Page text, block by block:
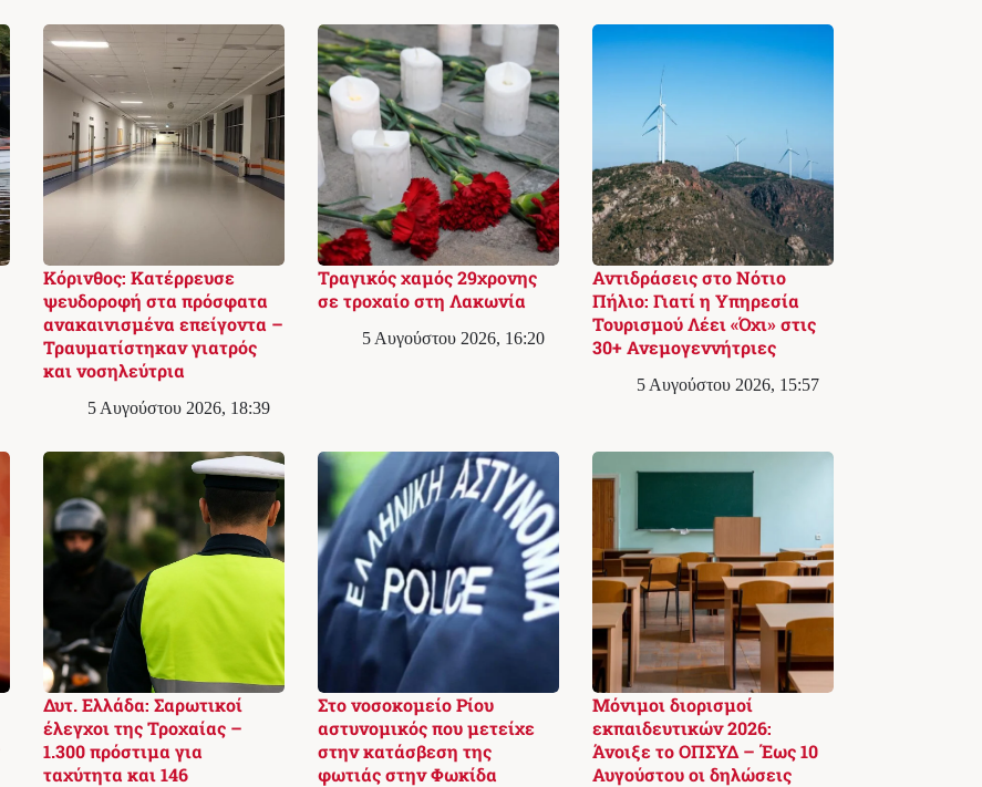
Κόρινθος: Κατέρρευσε
ψευδοροφή στα πρόσφατα
ανακαινισμένα επείγοντα –
Τραυματίστηκαν γιατρός
και νοσηλεύτρια
5 Αυγούστου 2026, 18:39
Τραγικός χαμός 29χρονης
σε τροχαίο στη Λακωνία
5 Αυγούστου 2026, 16:20
Αντιδράσεις στο Νότιο
Πήλιο: Γιατί η Υπηρεσία
Τουρισμού Λέει «Όχι» στις
30+ Ανεμογεννήτριες
5 Αυγούστου 2026, 15:57
Δυτ. Ελλάδα: Σαρωτικοί
έλεγχοι της Τροχαίας –
1.300 πρόστιμα για
ταχύτητα και 146
Στο νοσοκομείο Ρίου
αστυνομικός που μετείχε
στην κατάσβεση της
φωτιάς στην Φωκίδα
Μόνιμοι διορισμοί
εκπαιδευτικών 2026:
Άνοιξε το ΟΠΣΥΔ – Έως 10
Αυγούστου οι δηλώσεις